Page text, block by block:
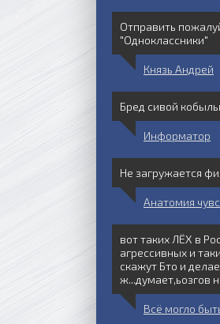
Отправить
"Одноклассники"
Князь Андрей
Бред сивой
Информатор
Не загружается
Анатомия
вот таких ЛЁХ в
агрессивных и
скажут Бто и
ж...думает,ьозгов
Всё могло